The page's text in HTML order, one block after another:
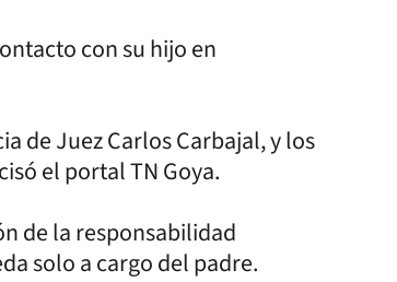
con su hijo en
de Juez Carlos Carbajal, y los
el portal TN Goya.
de la responsabilidad
solo a cargo del padre.